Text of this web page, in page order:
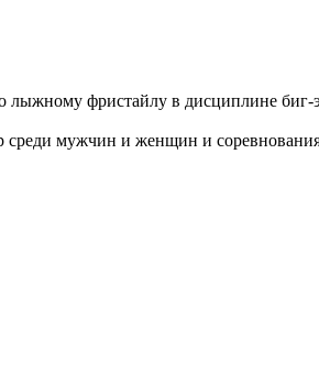
лыжному фристайлу в дисциплине биг-
мужчин и женщин и